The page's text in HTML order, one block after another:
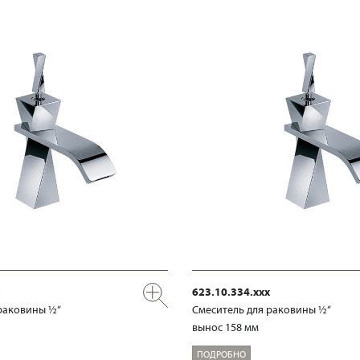
½“
623.10.334.xxx
Смеситель для раковины ½“
вынос 158 мм
ПОДРОБНО